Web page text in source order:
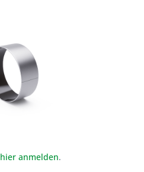
hier anmelden.